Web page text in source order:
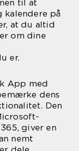
til at
kalendere på
at du altid
om dine
er.
App med
dens
Den
giver en
nemt